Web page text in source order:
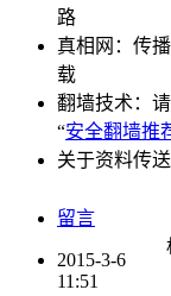
路
真相网：传
载
翻墙技术：
“安全翻墙推
关于资料传
留言
2015-3-6
11:51